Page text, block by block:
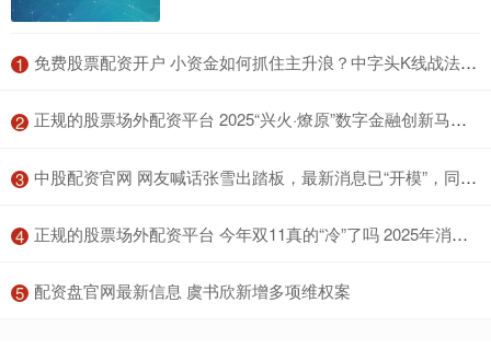
1 ​免费股票配资开户 小资金如何抓住主升浪？中字头K线战法助你实现翻倍盈利梦
2 ​正规的股票场外配资平台 2025“兴火·燎原”数字金融创新马拉松公开赛南部赛区宣讲会将于广州启航
3 ​中股配资官网 网友喊话张雪出踏板，最新消息已“开模”，同样是功能车！
4 ​正规的股票场外配资平台 今年双11真的“冷”了吗 2025年消费收官：总销售额1.695万亿元
5 ​配资盘官网最新信息 虞书欣新增多项维权案